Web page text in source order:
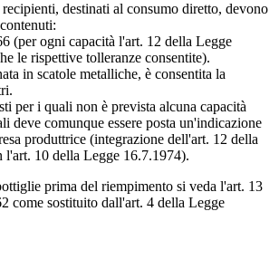
destinati al consumo diretto, devono
(per ogni capacità l'art. 12 della Legge
le rispettive tolleranze consentite).
in scatole metalliche, è consentita la
per i quali non è prevista alcuna capacità
deve comunque essere posta un'indicazione
produttrice (integrazione dell'art. 12 della
l'art. 10 della Legge 16.7.1974).
prima del riempimento si veda l'art. 13
come sostituito dall'art. 4 della Legge